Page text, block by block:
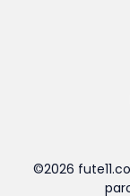
©2026